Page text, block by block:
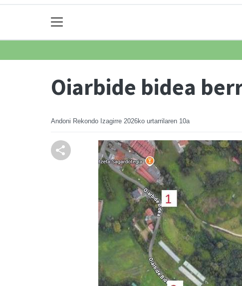
Oiarbide bidea
Andoni Rekondo Izagirre 2026ko urtarrilaren 10a